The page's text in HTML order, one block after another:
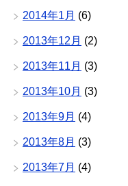
2014年1月 (6)
2013年12月 (2)
2013年11月 (3)
2013年10月 (3)
2013年9月 (4)
2013年8月 (3)
2013年7月 (4)